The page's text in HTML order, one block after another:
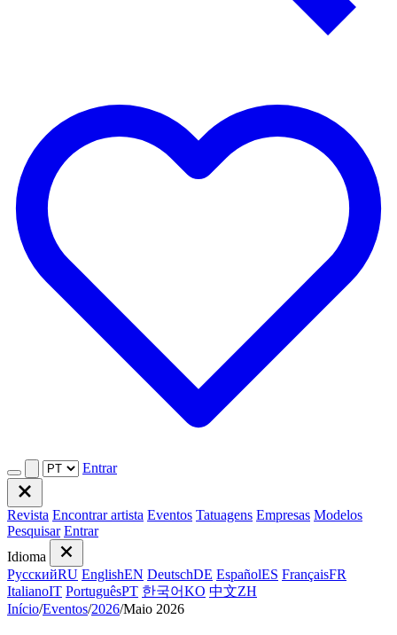
Entrar
Revista Encontrar artista Eventos Tatuagens Empresas Modelos
Pesquisar Entrar
Idioma
РусскийRU EnglishEN DeutschDE EspañolES FrançaisFR
ItalianoIT PortuguêsPT 한국어KO 中文ZH
Início/Eventos/2026/Maio 2026